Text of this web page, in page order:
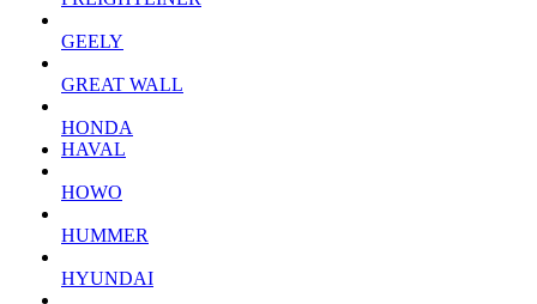
GEELY
GREAT WALL
HONDA
HAVAL
HOWO
HUMMER
HYUNDAI